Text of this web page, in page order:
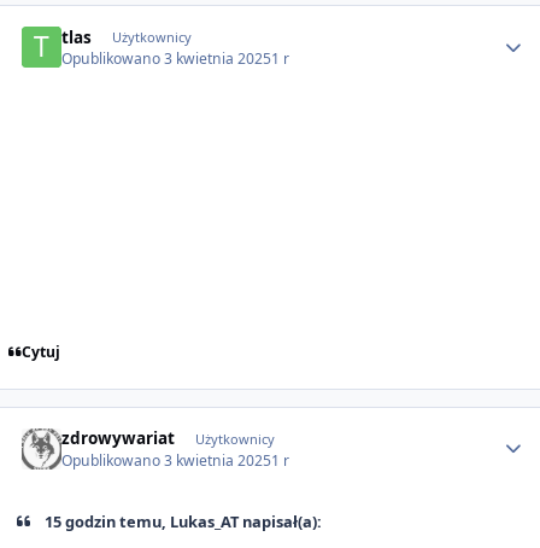
tlas Użytkownicy
Opublikowano3 kwietnia 20251 r
Cytuj
zdrowywariat Użytkownicy
Opublikowano3 kwietnia 20251 r
15 godzin temu, Lukas_AT napisał(a):